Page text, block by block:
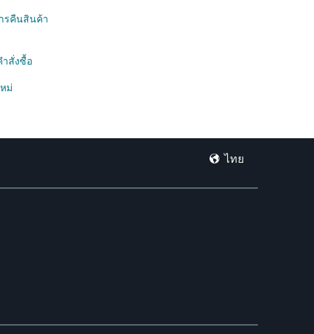
รคืนสินค้า
สั่งซื้อ
ม่
ไทย